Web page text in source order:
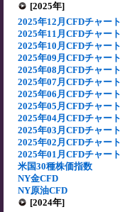
[2025年]
2025年12月CFDチャート
2025年11月CFDチャート
2025年10月CFDチャート
2025年09月CFDチャート
2025年08月CFDチャート
2025年07月CFDチャート
2025年06月CFDチャート
2025年05月CFDチャート
2025年04月CFDチャート
2025年03月CFDチャート
2025年02月CFDチャート
2025年01月CFDチャート
米国30種株価指数
NY金CFD
NY原油CFD
[2024年]